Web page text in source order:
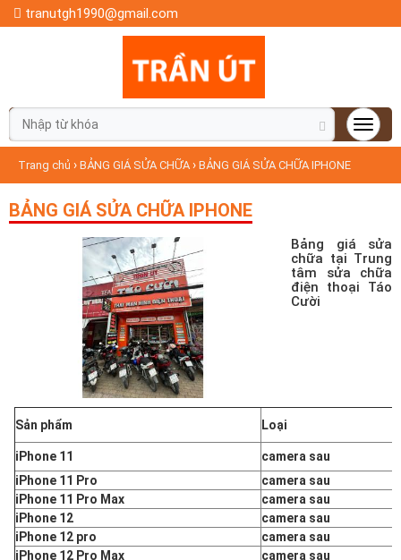
tranutgh1990@gmail.com
Trang chủ › BẢNG GIÁ SỬA CHỮA› BẢNG GIÁ SỬA CHỮA IPHONE
BẢNG GIÁ SỬA CHỮA IPHONE
Bảng giá sửa
chữa tại Trung
tâm sửa chữa
điện thoại Táo
Cười
Sản phẩm Loại
iPhone 11
camera sau
iPhone 11 Pro
camera sau
iPhone 11 Pro Max
camera sau
iPhone 12
camera sau
iPhone 12 pro
camera sau
iPhone 12 Pro Max
camera sau